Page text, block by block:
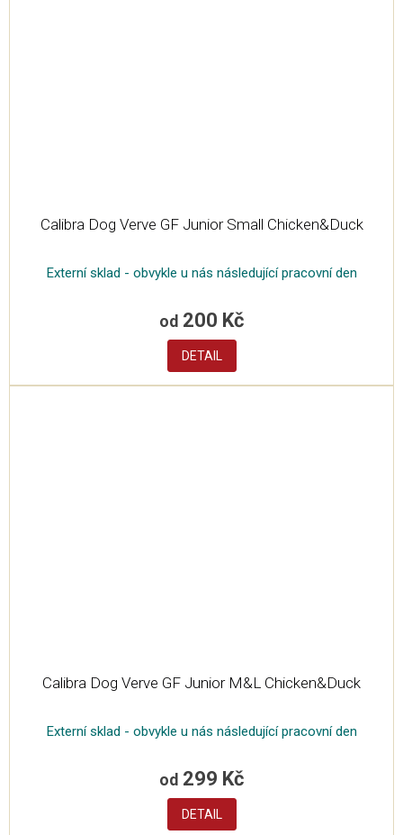
Calibra Dog Verve GF Junior Small Chicken&Duck
Externí sklad - obvykle u nás následující pracovní den
od 200 Kč
DETAIL
Calibra Dog Verve GF Junior M&L Chicken&Duck
Externí sklad - obvykle u nás následující pracovní den
od 299 Kč
DETAIL